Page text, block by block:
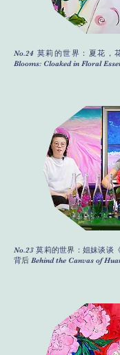
No.24 莫莉的世界：夏花，
Blooms: Cloaked in Floral
No.23 莫莉的世界：姐妹谈谈
背后 Behind the Canvas of